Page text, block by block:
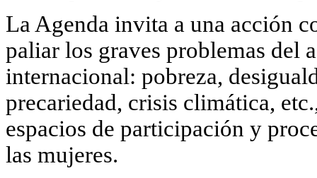
La Agenda invita a una acción
paliar los graves problemas del
internacional: pobreza,
precariedad, crisis climática,
espacios de participación y
las mujeres.